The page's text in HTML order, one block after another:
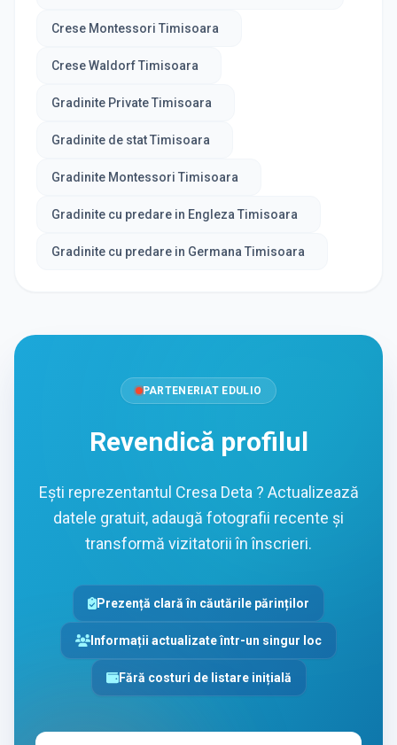
Crese Montessori Timisoara
Crese Waldorf Timisoara
Gradinite Private Timisoara
Gradinite de stat Timisoara
Gradinite Montessori Timisoara
Gradinite cu predare in Engleza Timisoara
Gradinite cu predare in Germana Timisoara
PARTENERIAT EDULIO
Revendică profilul
Ești reprezentantul Cresa Deta ? Actualizează
datele gratuit, adaugă fotografii recente și
transformă vizitatorii în înscrieri.
Prezență clară în căutările părinților
Informații actualizate într-un singur loc
Fără costuri de listare inițială